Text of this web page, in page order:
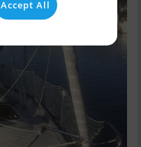
Accept All